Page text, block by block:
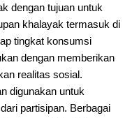
dengan tujuan untuk
khalayak termasuk di
tingkat konsumsi
dengan memberikan
realitas sosial.
digunakan untuk
partisipan. Berbagai